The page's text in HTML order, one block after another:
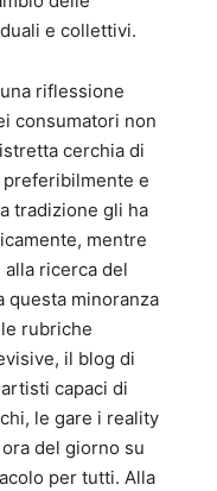
e collettivi.
riflessione
consumatori non
cerchia di
preferibilmente e
tradizione gli ha
mentre
ricerca del
questa minoranza
rubriche
il blog di
capaci di
le gare i reality
del giorno su
per tutti. Alla